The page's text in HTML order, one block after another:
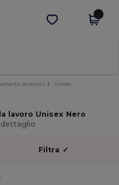
Scarica app
da lavoro Unisex
lavoro Unisex Nero
dettaglio
Filtra ✓